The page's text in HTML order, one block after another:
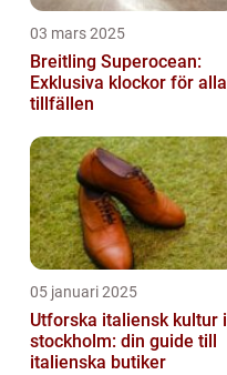
03 mars 2025
Breitling Superocean:
Exklusiva klockor för alla
tillfällen
05 januari 2025
Utforska italiensk kultur i
stockholm: din guide till
italienska butiker